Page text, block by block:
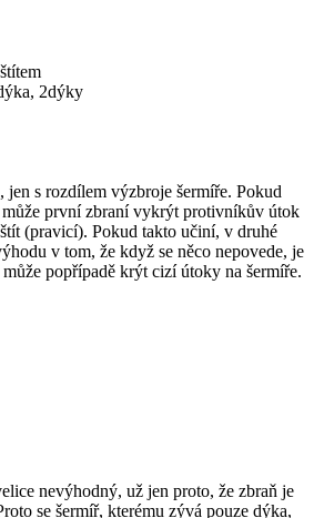
2dýky
jen s rozdílem výzbroje šermíře. Pokud
může první zbraní vykrýt protivníkův útok
(pravicí). Pokud takto učiní, v druhé
v tom, že když se něco nepovede, je
popřípadě krýt cizí útoky na šermíře.
nevýhodný, už jen proto, že zbraň je
se šermíř, kterému zývá pouze dýka,